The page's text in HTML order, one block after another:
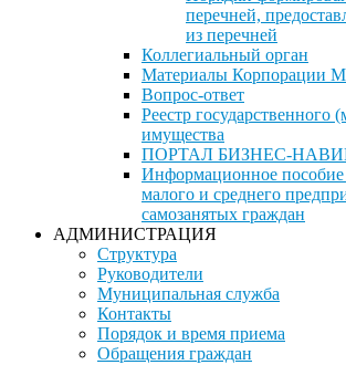
перечней,
из перечней
Коллегиальный орган
Материалы Корпорации
Вопрос-ответ
Реестр государственного
имущества
ПОРТАЛ БИЗНЕС-
Информационное пособие
малого и среднего
самозанятых граждан
АДМИНИСТРАЦИЯ
Структура
Руководители
Муниципальная служба
Контакты
Порядок и время приема
Обращения граждан